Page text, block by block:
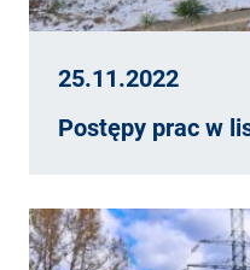
25.11.2022
Postępy prac w